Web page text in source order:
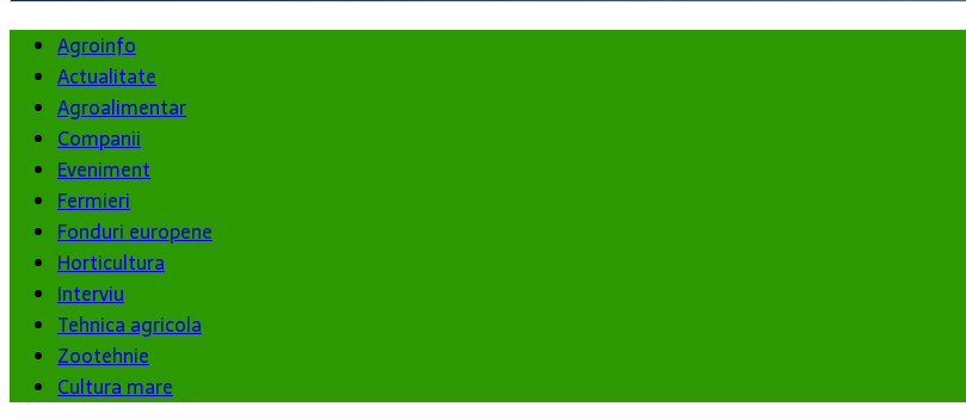
Agroinfo
Actualitate
Agroalimentar
Companii
Eveniment
Fermieri
Fonduri europene
Horticultura
Interviu
Tehnica agricola
Zootehnie
Cultura mare